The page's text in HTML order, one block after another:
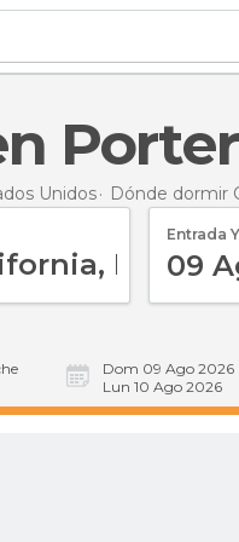
Unidos Dónde dormir
Entrada
09
Dom 09 Ago 2026
Lun 10 Ago 2026